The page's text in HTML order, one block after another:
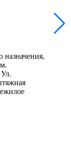
назначения,